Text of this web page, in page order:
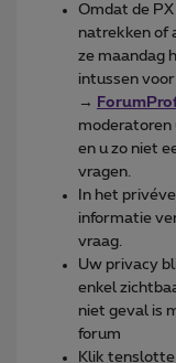
Omdat de
natrekken of
ze maandag
intussen
→
en u zo niet
vragen.
In het
informatie
vraag.
Uw privacy
enkel
niet geval is
forum
Klik tenslotte